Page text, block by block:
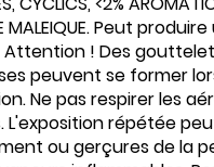
MALEIQUE. Peut
Attention ! Des
peuvent se former
Ne pas respirer les
L'exposition répétée
ou gerçures de la